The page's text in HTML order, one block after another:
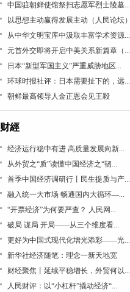
中国驻朝鲜使馆祭扫志愿军烈士陵墓...
以思想主动赢得发展主动（人民论坛）
从中华文明宝库中汲取丰富学术资源...
元首外交即将开启中美关系新篇章（...
日本“新型军国主义”严重威胁地区...
环球时报社评：日本需要扯下的，远...
朝鲜最高领导人金正恩会见王毅
财經
经济运行稳中有进 高质量发展向新...
从外贸之“质”读懂中国经济之“韧...
首季中国经济调研行丨民生提质与产...
融入统一大市场 畅通国内大循环—...
“开票经济”为何要严查？ 人民网...
破局 谋局 开局——从三个维度看...
更好为中国式现代化增光添彩——光...
新华社经济随笔：理念一新天地宽
财经聚焦丨延续平稳增长，外贸何以...
人民财评：以“小杠杆”撬动经济“...